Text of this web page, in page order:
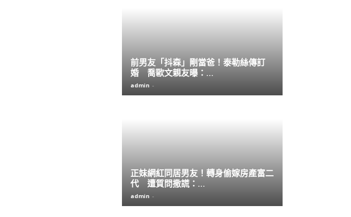
前男友「抖森」剛當爸！泰勒絲傳訂
婚 喬歐文親友曝：...
admin -
正妹網紅同居男友！轉身偷嫁房產富二
代 遭質問撒謊：...
admin -